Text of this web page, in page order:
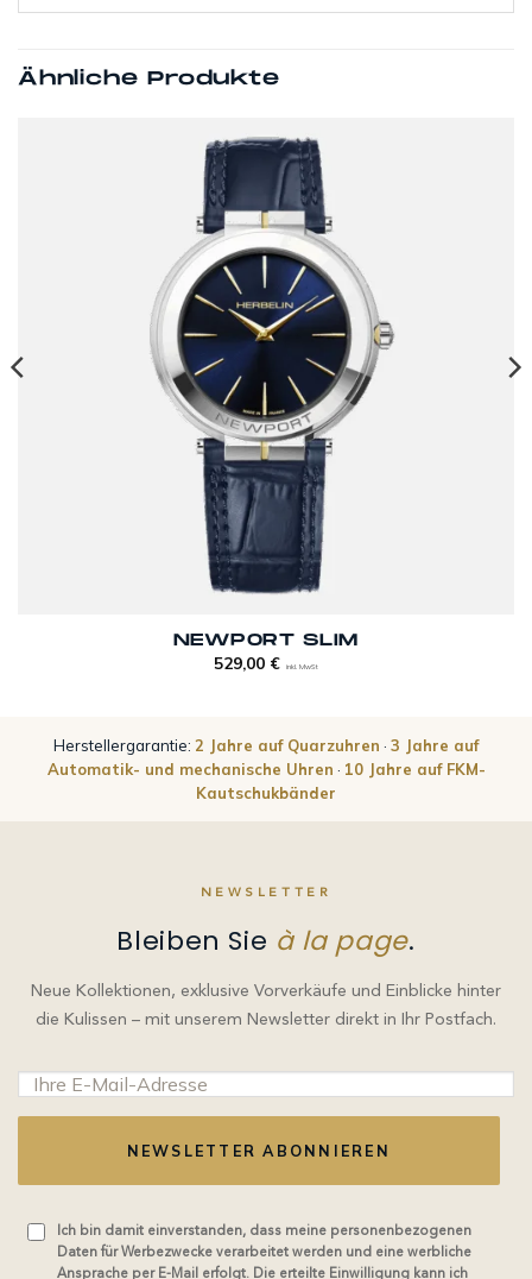
Ähnliche Produkte
NEWPORT SLIM
529,00 € inkl. MwSt
Herstellergarantie: 2 Jahre auf Quarzuhren · 3 Jahre auf
Automatik- und mechanische Uhren · 10 Jahre auf FKM-
Kautschukbänder
NEWSLETTER
Bleiben Sie à la page.
Neue Kollektionen, exklusive Vorverkäufe und Einblicke hinter
die Kulissen – mit unserem Newsletter direkt in Ihr Postfach.
NEWSLETTER ABONNIEREN
Ich bin damit einverstanden, dass meine personenbezogenen
Daten für Werbezwecke verarbeitet werden und eine werbliche
Ansprache per E-Mail erfolgt. Die erteilte Einwilligung kann ich